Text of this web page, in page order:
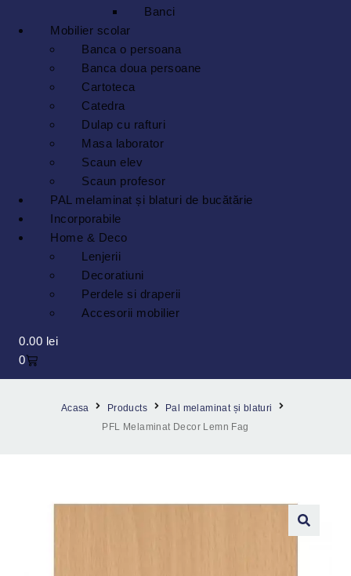
Banci
Mobilier scolar
Banca o persoana
Banca doua persoane
Cartoteca
Catedra
Dulap cu rafturi
Masa laborator
Scaun elev
Scaun profesor
PAL melaminat și blaturi de bucătărie
Incorporabile
Home & Deco
Lenjerii
Decoratiuni
Perdele si draperii
Accesorii mobilier
0.00 lei
0
Acasa Products
Pal melaminat și blaturi
PFL Melaminat Decor Lemn Fag